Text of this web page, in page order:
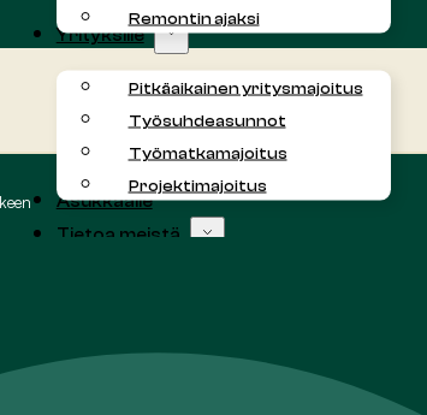
Remontin ajaksi
Yrityksille
Pitkäaikainen yritysmajoitus
Työsuhdeasunnot
Työmatkamajoitus
Projektimajoitus
Asukkaalle
Tietoa meistä